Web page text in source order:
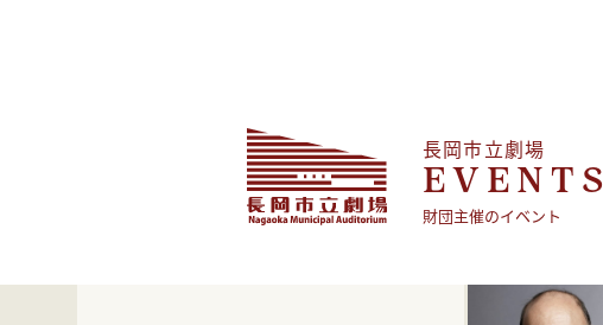
長岡市立劇場
EVENTS
財団主催のイベント